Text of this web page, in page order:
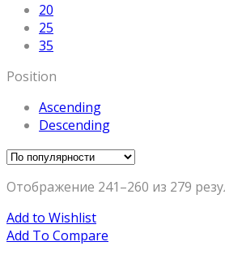
20
25
35
Position
Ascending
Descending
Отображение 241–260 из 279
Add to Wishlist
Add To Compare